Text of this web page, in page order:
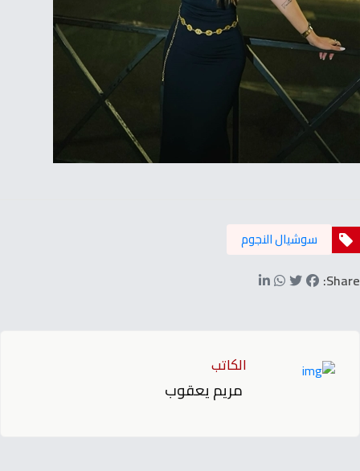
سوشيال النجوم
Share:
الكاتب
مريم يعقوب